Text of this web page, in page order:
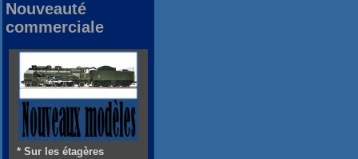
Nouveauté
commerciale
* Sur les étagères